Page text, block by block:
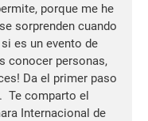
porque me he
sorprenden cuando
es un evento de
conocer personas,
Da el primer paso
Te comparto el
Internacional de